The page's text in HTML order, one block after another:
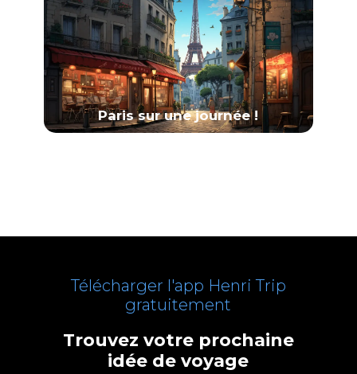
Paris sur une journée !
Télécharger l'app Henri Trip
gratuitement
Trouvez votre prochaine
idée de voyage